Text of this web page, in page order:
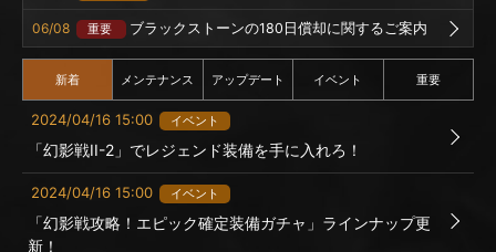
06/08 重要 ブラックストーンの180日償却に関するご案内
新着 メンテナンス アップデート イベント 重要
2024/04/16 15:00 イベント
「幻影戦II-2」でレジェンド装備を手に入れろ！
2024/04/16 15:00 イベント
「幻影戦攻略！エピック確定装備ガチャ」ラインナップ更
新！